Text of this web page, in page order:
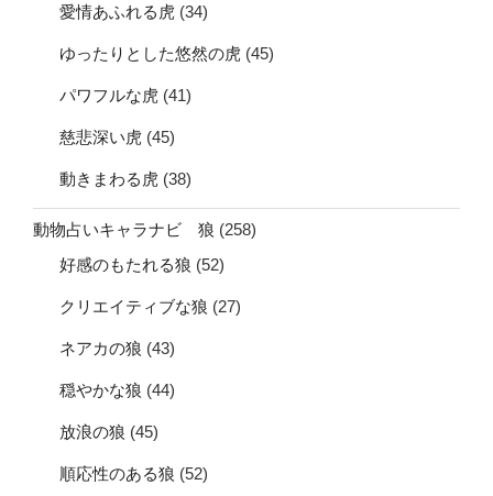
愛情あふれる虎 (34)
ゆったりとした悠然の虎 (45)
パワフルな虎 (41)
慈悲深い虎 (45)
動きまわる虎 (38)
動物占いキャラナビ 狼 (258)
好感のもたれる狼 (52)
クリエイティブな狼 (27)
ネアカの狼 (43)
穏やかな狼 (44)
放浪の狼 (45)
順応性のある狼 (52)